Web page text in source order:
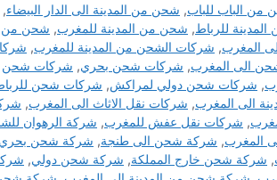
من الباب للباب, شحن من المدينة الى الدار البيضاء,
للرباط, شحن من المدينة للمغرب, شحن من
المغرب, شركات الشحن من المدينة للمغرب,
الى المغرب, شركات شحن بحري, شركات شحن
, شركات شحن دولي لمراكش, شركات شحن
الى المغرب, شركات نقل الاثاث الى المغرب,
, شركات نقل عفش للمغرب, شركة الرهوان
المغرب, شركة شحن الى طنجة, شركة شحن بحري
, شركة شحن خارج المملكة, شركة شحن دولي,